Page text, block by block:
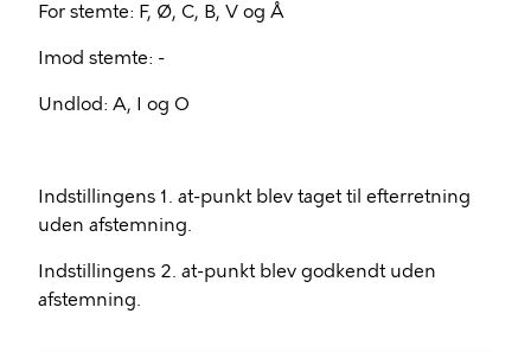
For stemte: F, Ø, C, B, V og Å
Imod stemte: -
Undlod: A, I og O
Indstillingens 1. at-punkt blev taget til efterretning
uden afstemning.
Indstillingens 2. at-punkt blev godkendt uden
afstemning.